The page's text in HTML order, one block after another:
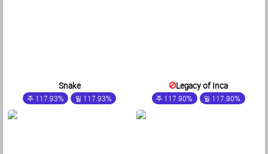
Snake
주 117.93% 일 117.93%
Legacy of Inca
주 117.90% 일 117.90%